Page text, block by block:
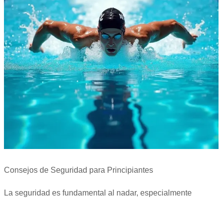
Consejos de Seguridad para Principiantes
La seguridad es fundamental al nadar, especialmente